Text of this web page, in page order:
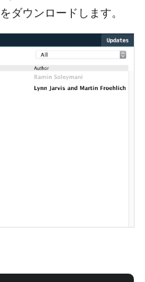
ウンロードします。